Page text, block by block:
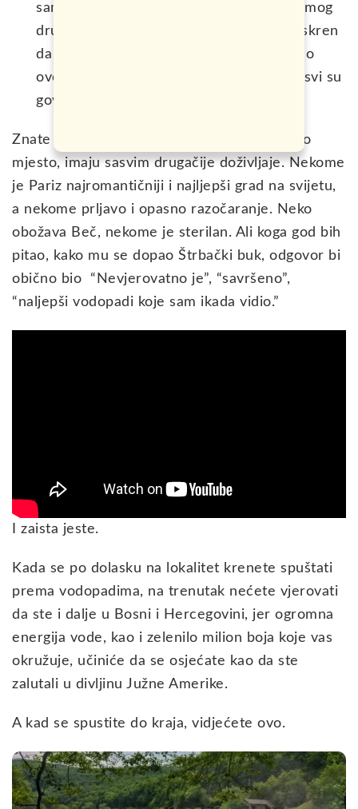
sam posjetio u BiH, bile su riječi jednog mog
drugara, sa kojim ponekad igram tenis. Iskren
da budem, mnogo ljudi mi je već pričalo o
ovom mjestu. Ono što je najzanimljviije, svi su
govorili isto.
Znate kako često ljudi, koji posjete određeno
mjesto, imaju sasvim drugačije doživljaje. Nekome
je Pariz najromantičniji i najljepši grad na svijetu,
a nekome prljavo i opasno razočaranje. Neko
obožava Beč, nekome je sterilan. Ali koga god bih
pitao, kako mu se dopao Štrbački buk, odgovor bi
obično bio “Nevjerovatno je”, “savršeno”,
“naljepši vodopadi koje sam ikada vidio.”
I zaista jeste.
Kada se po dolasku na lokalitet krenete spuštati
prema vodopadima, na trenutak nećete vjerovati
da ste i dalje u Bosni i Hercegovini, jer ogromna
energija vode, kao i zelenilo milion boja koje vas
okružuje, učiniće da se osjećate kao da ste
zalutali u divljinu Južne Amerike.
A kad se spustite do kraja, vidjećete ovo.